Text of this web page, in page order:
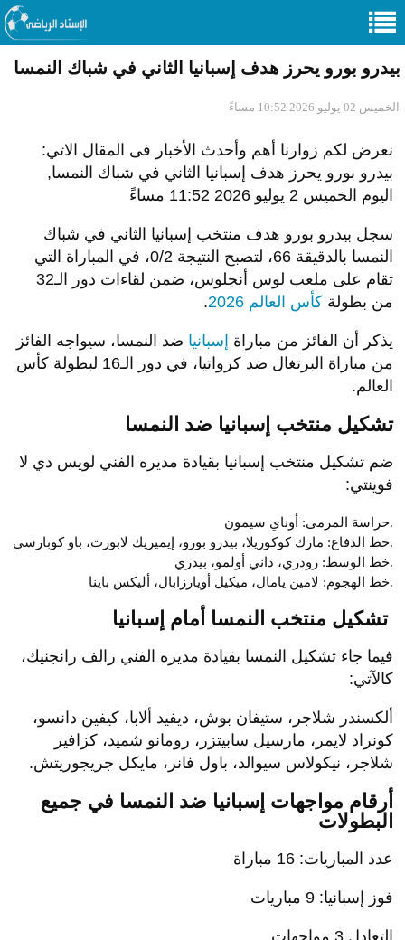
بيدرو بورو يحرز هدف إسبانيا الثاني في شباك النمسا
الخميس 02 يوليو 2026 10:52 مساءً
نعرض لكم زوارنا أهم وأحدث الأخبار فى المقال الاتي:
بيدرو بورو يحرز هدف إسبانيا الثاني في شباك النمسا,
اليوم الخميس 2 يوليو 2026 11:52 مساءً
سجل بيدرو بورو هدف منتخب إسبانيا الثاني في شباك
النمسا بالدقيقة 66، لتصبح النتيجة 0/2، في المباراة التي
تقام على ملعب لوس أنجلوس، ضمن لقاءات دور الـ32
من بطولة كأس العالم 2026 .
يذكر أن الفائز من مباراة إسبانيا ضد النمسا، سيواجه الفائز
من مباراة البرتغال ضد كرواتيا، في دور الـ16 لبطولة كأس
العالم.
تشكيل منتخب إسبانيا ضد النمسا
ضم تشكيل منتخب إسبانيا بقيادة مديره الفني لويس دي لا
فوينتي:
حراسة المرمى: أوناي سيمون.
خط الدفاع: مارك كوكوريلا، بيدرو بورو، إيميريك لابورت، باو كوبارسي.
خط الوسط: رودري، داني أولمو، بيدري.
خط الهجوم: لامين يامال ، ميكيل أويارزابال، أليكس باينا.
تشكيل منتخب النمسا أمام إسبانيا
فيما جاء تشكيل النمسا بقيادة مديره الفني رالف رانجنيك،
كالآتي:
ألكسندر شلاجر، ستيفان بوش، ديفيد ألابا، كيفين دانسو،
كونراد لايمر، مارسيل سابيتزر، رومانو شميد، كزافير
شلاجر، نيكولاس سيوالد، باول فانر، مايكل جريجوريتش.
أرقام مواجهات إسبانيا ضد النمسا في جميع
البطولات
عدد المباريات: 16 مباراة
فوز إسبانيا: 9 مباريات